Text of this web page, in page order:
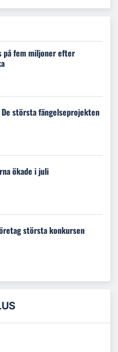
på fem miljoner efter
största fängelseprojekten
ökade i juli
största konkursen